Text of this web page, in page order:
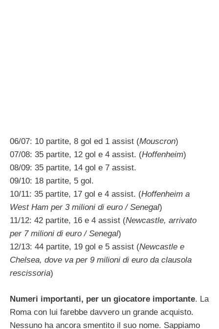
06/07: 10 partite, 8 gol ed 1 assist (Mouscron)
07/08: 35 partite, 12 gol e 4 assist. (Hoffenheim)
08/09: 35 partite, 14 gol e 7 assist.
09/10: 18 partite, 5 gol.
10/11: 35 partite, 17 gol e 4 assist. (Hoffenheim a
West Ham per 3 milioni di euro / Senegal)
11/12: 42 partite, 16 e 4 assist (Newcastle, arrivato
per 7 milioni di euro / Senegal)
12/13: 44 partite, 19 gol e 5 assist (Newcastle e
Chelsea, dove va per 9 milioni di euro da clausola
rescissoria)
Numeri importanti, per un giocatore importante. La
Roma con lui farebbe davvero un grande acquisto.
Nessuno ha ancora smentito il suo nome. Sappiamo